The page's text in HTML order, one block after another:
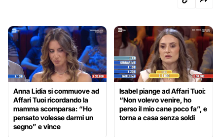
Anna Lidia si commuove ad
Affari Tuoi ricordando la
mamma scomparsa: “Ho
pensato volesse darmi un
segno” e vince
Isabel piange ad Affari Tuoi:
“Non volevo venire, ho
perso il mio cane poco fa”, e
torna a casa senza soldi